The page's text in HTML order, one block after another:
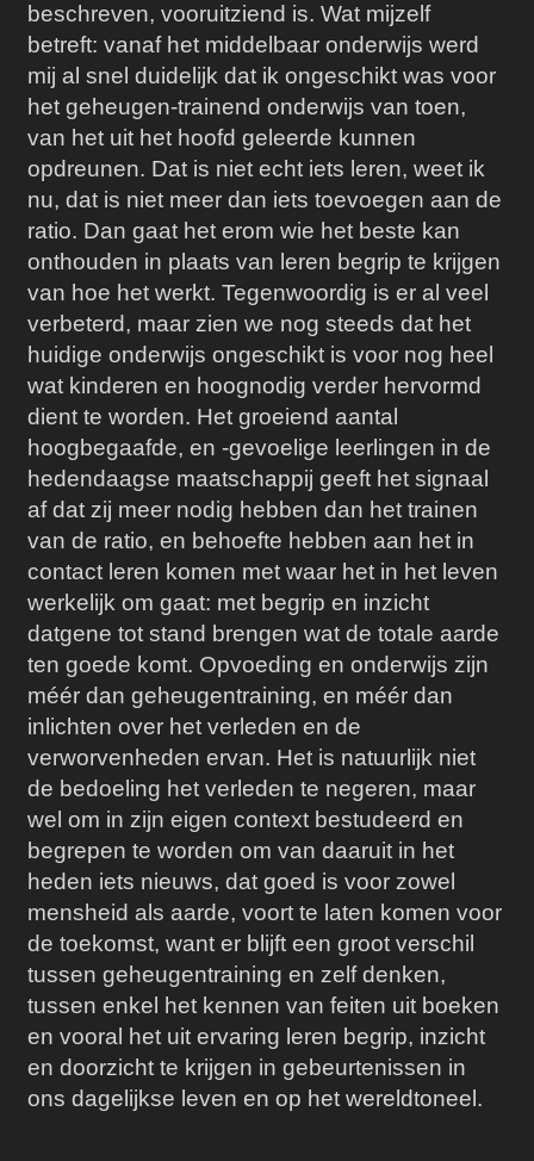
beschreven, vooruitziend is.Wat mijzelf
betreft:vanaf het middelbaar onderwijs werd
mij al snel duidelijk dat ik ongeschikt was voor
het geheugen-trainend onderwijs van toen,
van het uit het hoofd geleerde kunnen
opdreunen. Dat is niet echt iets leren, weet ik
nu, dat is niet meer dan iets toevoegen aan de
ratio. Dan gaat het erom wie het beste kan
onthouden in plaats van leren begrip te krijgen
van hoe het werkt. Tegenwoordig is er al veel
verbeterd, maar zien we nog steeds dat het
huidige onderwijs ongeschikt is voor nog heel
wat kinderen en hoognodig verder hervormd
dient te worden. Het groeiend aantal
hoogbegaafde, en -gevoelige leerlingen in de
hedendaagse maatschappij geeft het signaal
af dat zij meer nodig hebben dan het trainen
van de ratio, en behoefte hebben aan het in
contact leren komen met waar het in het leven
werkelijk om gaat: met begrip en inzicht
datgene tot stand brengen wat de totale aarde
ten goede komt. Opvoeding en onderwijs zijn
méér dan geheugentraining, en méér dan
inlichten over het verleden en de
verworvenheden ervan. Het is natuurlijk niet
de bedoeling het verleden te negeren, maar
wel om in zijn eigen context bestudeerd en
begrepen te worden om van daaruit in het
heden iets nieuws, dat goed is voor zowel
mensheid als aarde, voort te laten komen voor
de toekomst, want er blijft een groot verschil
tussen geheugentraining en zelf denken,
tussen enkel het kennen van feiten uit boeken
en vooral het uit ervaring leren begrip, inzicht
en doorzicht te krijgen in gebeurtenissen in
ons dagelijkse leven en op het wereldtoneel.